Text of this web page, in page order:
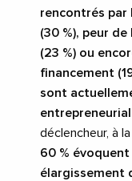
rencontrés par
(30 %), peur
(23 %) ou
financement
sont
déclencheur, à
60 %
élargissement